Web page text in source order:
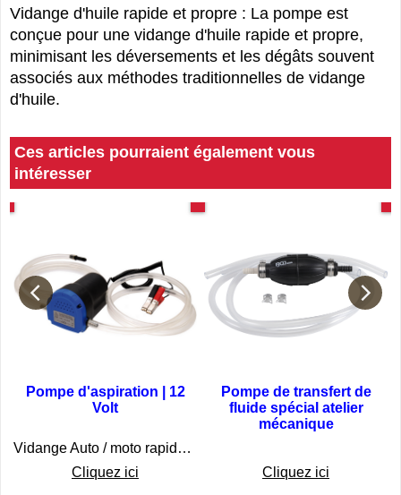
d'aspiration | 12 Volt | BGS 9910
Vidange d'huile rapide et propre : La pompe est
conçue pour une vidange d'huile rapide et propre,
minimisant les déversements et les dégâts souvent
associés aux méthodes traditionnelles de vidange
Ces articles pourraient également vous
intéresser
Pompe d'aspiration | 12
€37.75
Pompe de transfert de
fluide spécial atelier
€20.75